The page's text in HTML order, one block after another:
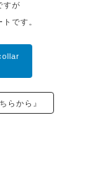
すが
です。
らから』